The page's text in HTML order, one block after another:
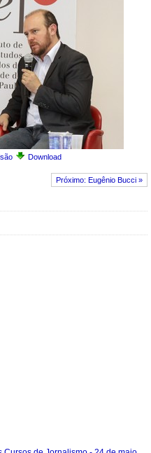
Download
Próximo: Eugênio Bucci »